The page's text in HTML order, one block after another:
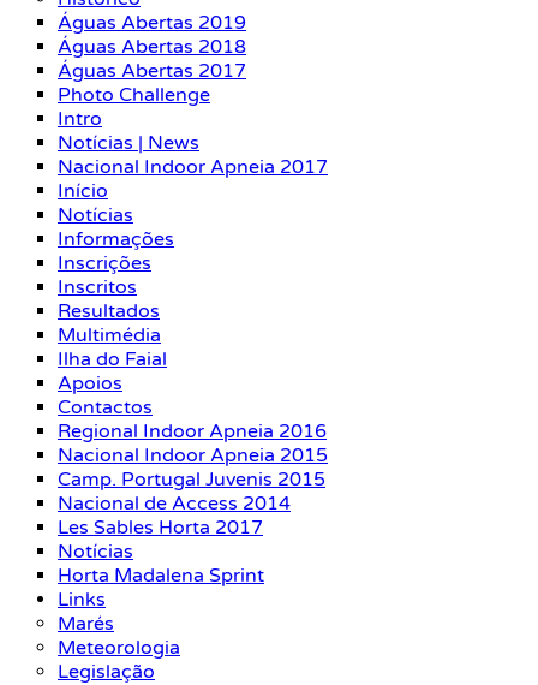
Águas Abertas 2019
Águas Abertas 2018
Águas Abertas 2017
Photo Challenge
Intro
Notícias | News
Nacional Indoor Apneia 2017
Início
Notícias
Informações
Inscrições
Inscritos
Resultados
Multimédia
Ilha do Faial
Apoios
Contactos
Regional Indoor Apneia 2016
Nacional Indoor Apneia 2015
Camp. Portugal Juvenis 2015
Nacional de Access 2014
Les Sables Horta 2017
Notícias
Horta Madalena Sprint
Links
Marés
Meteorologia
Legislação